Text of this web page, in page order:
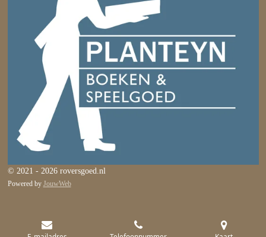
© 2021 - 2026 roversgoed.nl
Powered by JouwWeb